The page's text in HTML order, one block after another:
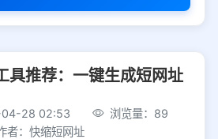
电商平台
具推荐：一键生成短网址
04-28 02:53
浏览量：89
者：快缩短网址